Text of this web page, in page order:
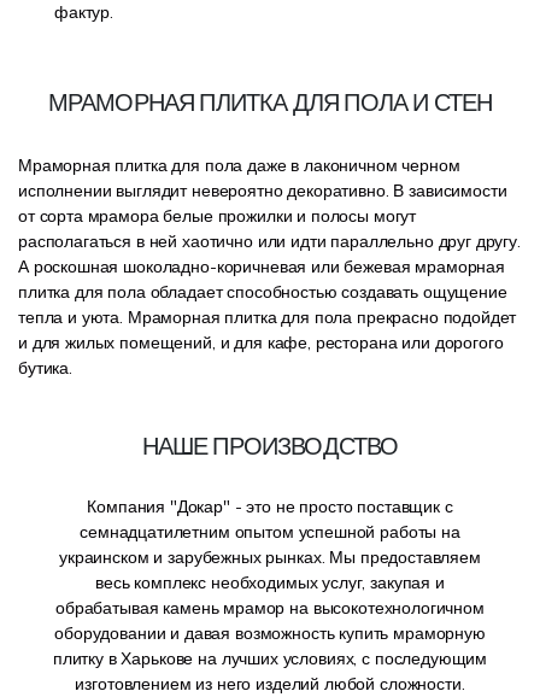
фактур.
МРАМОРНАЯ ПЛИТКА ДЛЯ ПОЛА И СТЕН
Мраморная плитка для пола даже в лаконичном черном
исполнении выглядит невероятно декоративно. В зависимости
от сорта мрамора белые прожилки и полосы могут
располагаться в ней хаотично или идти параллельно друг другу.
А роскошная шоколадно-коричневая или бежевая мраморная
плитка для пола обладает способностью создавать ощущение
тепла и уюта. Мраморная плитка для пола прекрасно подойдет
и для жилых помещений, и для кафе, ресторана или дорогого
бутика.
НАШЕ ПРОИЗВОДСТВО
Компания "Докар" - это не просто поставщик с
семнадцатилетним опытом успешной работы на
украинском и зарубежных рынках. Мы предоставляем
весь комплекс необходимых услуг, закупая и
обрабатывая камень мрамор на высокотехнологичном
оборудовании и давая возможность купить мраморную
плитку в Харькове на лучших условиях, с последующим
изготовлением из него изделий любой сложности.